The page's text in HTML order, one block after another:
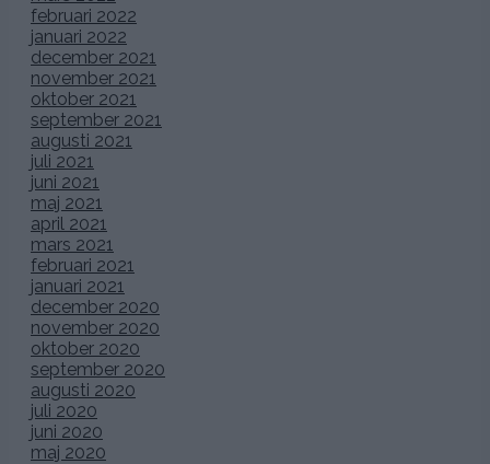
februari 2022
januari 2022
december 2021
november 2021
oktober 2021
september 2021
augusti 2021
juli 2021
juni 2021
maj 2021
april 2021
mars 2021
februari 2021
januari 2021
december 2020
november 2020
oktober 2020
september 2020
augusti 2020
juli 2020
juni 2020
maj 2020